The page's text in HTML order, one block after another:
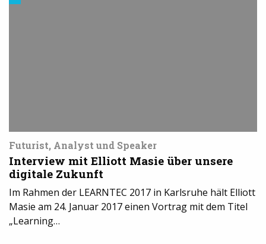
Futurist, Analyst und Speaker
Interview mit Elliott Masie über unsere
digitale Zukunft
Im Rahmen der LEARNTEC 2017 in Karlsruhe hält Elliott
Masie am 24. Januar 2017 einen Vortrag mit dem Titel
„Learning…